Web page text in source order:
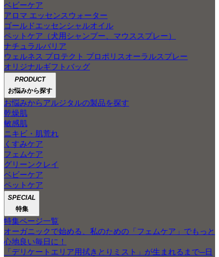
ベビーケア
アロマ エッセンスウォーター
ゴールドエッセンシャルオイル
ペットケア（犬用シャンプー、マウススプレー）
ナチュラルバリア
ウェルネス プロテクト プロポリスオーラルスプレー
オリジナルギフトバッグ
PRODUCT
お悩みから探す
お悩みからアルジタルの製品を探す
乾燥肌
敏感肌
ニキビ・肌荒れ
くすみケア
フェムケア
グリーンクレイ
ベビーケア
ペットケア
SPECIAL
特集
特集ページ一覧
オーガニックで始める、私のための「フェムケア」でもっと
心地良い毎日に！
「デリケートエリア用拭きとりミスト」が生まれるまで─日